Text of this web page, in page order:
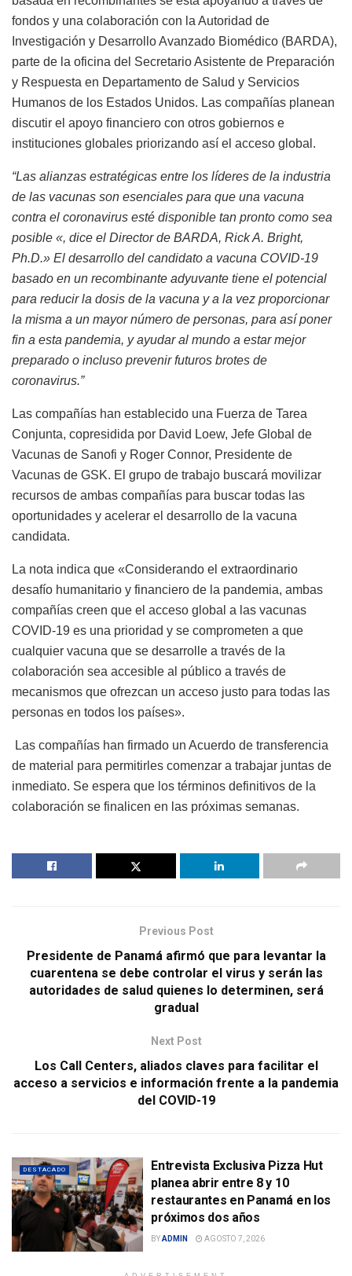
fondos y una colaboración con la Autoridad de
Investigación y Desarrollo Avanzado Biomédico (BARDA),
parte de la oficina del Secretario Asistente de Preparación
y Respuesta en Departamento de Salud y Servicios
Humanos de los Estados Unidos. Las compañías planean
discutir el apoyo financiero con otros gobiernos e
instituciones globales priorizando así el acceso global.
“Las alianzas estratégicas entre los líderes de la industria
de las vacunas son esenciales para que una vacuna
contra el coronavirus esté disponible tan pronto como sea
posible «, dice el Director de BARDA, Rick A. Bright,
Ph.D.» El desarrollo del candidato a vacuna COVID-19
basado en un recombinante adyuvante tiene el potencial
para reducir la dosis de la vacuna y a la vez proporcionar
la misma a un mayor número de personas, para así poner
fin a esta pandemia, y ayudar al mundo a estar mejor
preparado o incluso prevenir futuros brotes de
coronavirus.”
Las compañías han establecido una Fuerza de Tarea
Conjunta, copresidida por David Loew, Jefe Global de
Vacunas de Sanofi y Roger Connor, Presidente de
Vacunas de GSK. El grupo de trabajo buscará movilizar
recursos de ambas compañías para buscar todas las
oportunidades y acelerar el desarrollo de la vacuna
candidata.
La nota indica que «Considerando el extraordinario
desafío humanitario y financiero de la pandemia, ambas
compañías creen que el acceso global a las vacunas
COVID-19 es una prioridad y se comprometen a que
cualquier vacuna que se desarrolle a través de la
colaboración sea accesible al público a través de
mecanismos que ofrezcan un acceso justo para todas las
personas en todos los países».
Las compañías han firmado un Acuerdo de transferencia
de material para permitirles comenzar a trabajar juntas de
inmediato. Se espera que los términos definitivos de la
colaboración se finalicen en las próximas semanas.
Previous Post
Presidente de Panamá afirmó que para levantar la
cuarentena se debe controlar el virus y serán las
autoridades de salud quienes lo determinen, será
gradual
Next Post
Los Call Centers, aliados claves para facilitar el
acceso a servicios e información frente a la pandemia
del COVID-19
DESTACADO
Entrevista Exclusiva Pizza Hut
planea abrir entre 8 y 10
restaurantes en Panamá en los
próximos dos años
BYADMIN AGOSTO 7, 2026